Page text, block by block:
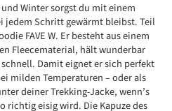
Winter sorgst du mit einem
jedem Schritt gewärmt bleibst. Teil
FAVE W. Er besteht aus einem
Fleecematerial, hält wunderbar
Damit eignet er sich perfekt
milden Temperaturen – oder als
deiner Trekking-Jacke, wenn’s
richtig eisig wird. Die Kapuze des